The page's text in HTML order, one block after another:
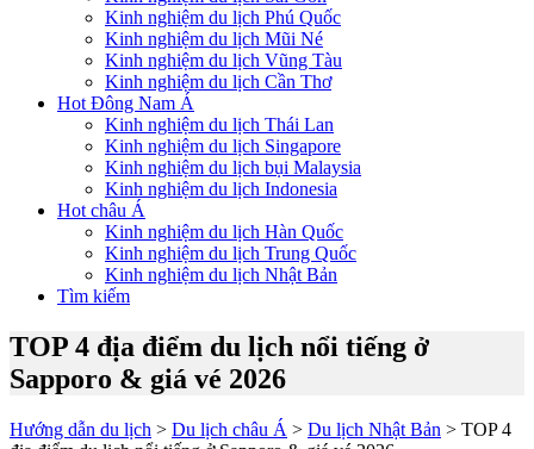
Kinh nghiệm du lịch Phú Quốc
Kinh nghiệm du lịch Mũi Né
Kinh nghiệm du lịch Vũng Tàu
Kinh nghiệm du lịch Cần Thơ
Hot Đông Nam Á
Kinh nghiệm du lịch Thái Lan
Kinh nghiệm du lịch Singapore
Kinh nghiệm du lịch bụi Malaysia
Kinh nghiệm du lịch Indonesia
Hot châu Á
Kinh nghiệm du lịch Hàn Quốc
Kinh nghiệm du lịch Trung Quốc
Kinh nghiệm du lịch Nhật Bản
Tìm kiếm
TOP 4 địa điểm du lịch nổi tiếng ở
Sapporo & giá vé 2026
Hướng dẫn du lịch > Du lịch châu Á > Du lịch Nhật Bản > TOP 4